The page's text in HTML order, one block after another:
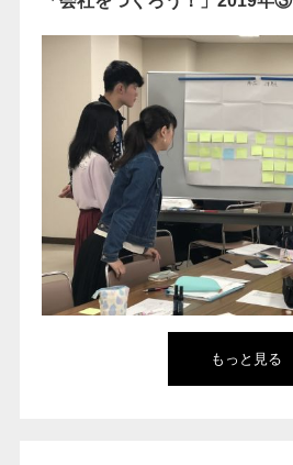
もっと見る